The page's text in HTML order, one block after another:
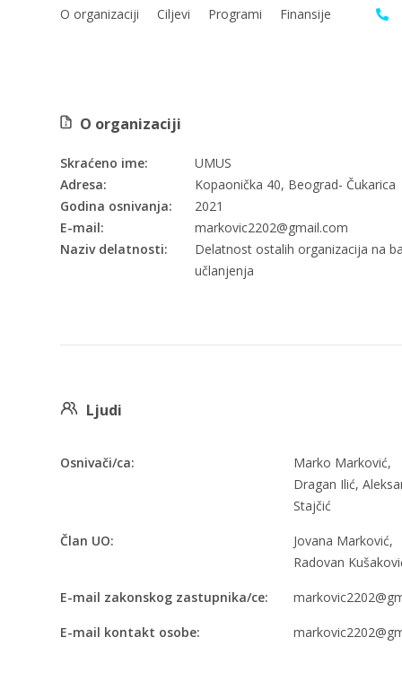
O organizaciji Ciljevi Programi Finansije
O organizaciji
Skraćeno ime: UMUS
Adresa:
Kopaonička 40, Beograd- Čukarica
Godina osnivanja:
2021
E-mail:
markovic2202@gmail.com
Naziv delatnosti:
Delatnost ostalih organizacija na
učlanjenja
Ljudi
Osnivači/ca:
Marko Marković,
Dragan Ilić,
Stajčić
Član UO:
Jovana Marković,
Radovan
E-mail zakonskog zastupnika/ce:
E-mail kontakt osobe: